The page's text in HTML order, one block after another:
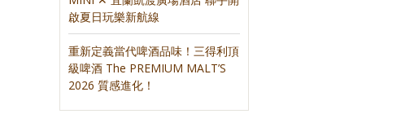
啟夏日玩樂新航線
重新定義當代啤酒品味！三得利頂
級啤酒 The PREMIUM MALT’S
2026 質感進化！